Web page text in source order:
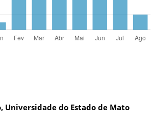
Universidade do Estado de Mato